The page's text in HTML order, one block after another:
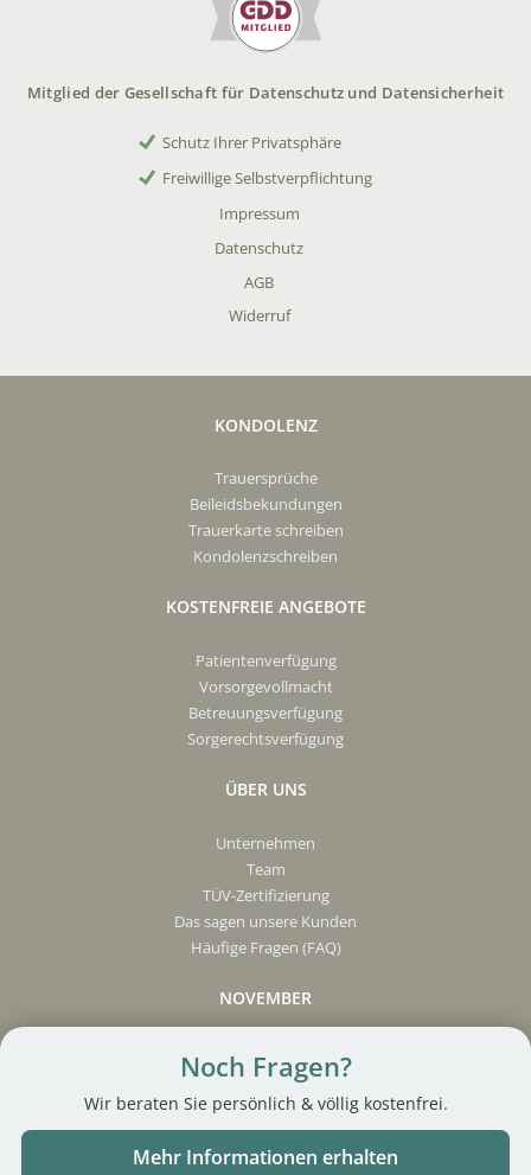
Mitglied der Gesellschaft für Datenschutz und Datensicherheit
Schutz Ihrer Privatsphäre
Freiwillige Selbstverpflichtung
Impressum
Datenschutz
AGB
Widerruf
KONDOLENZ
Trauersprüche
Beileidsbekundungen
Trauerkarte schreiben
Kondolenzschreiben
KOSTENFREIE ANGEBOTE
Patientenverfügung
Vorsorgevollmacht
Betreuungsverfügung
Sorgerechtsverfügung
ÜBER UNS
Unternehmen
Team
TÜV-Zertifizierung
Das sagen unsere Kunden
Häufige Fragen (FAQ)
NOVEMBER
Partner werden
Karriere
Makler Login
Noch Fragen?
Wir beraten Sie persönlich & völlig kostenfrei.
Mehr Informationen erhalten